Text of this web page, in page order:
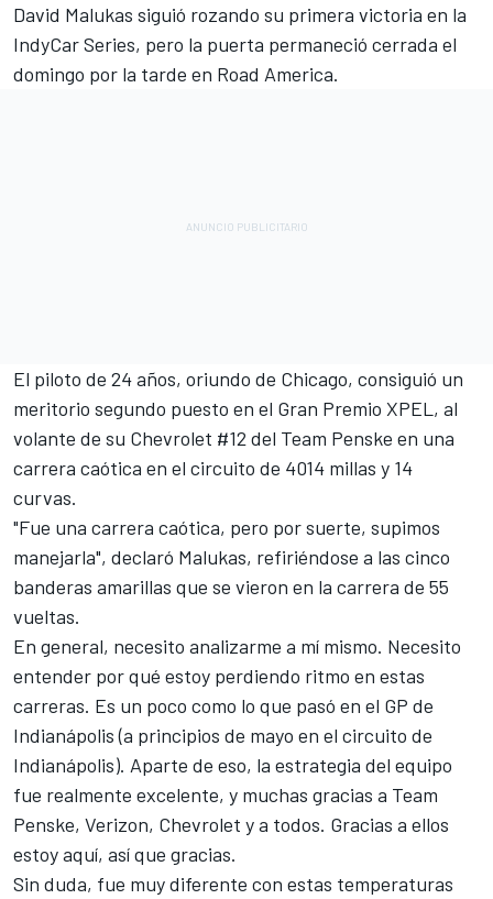
David Malukas siguió rozando su primera victoria en la
IndyCar Series, pero la puerta permaneció cerrada el
domingo por la tarde en Road America.
El piloto de 24 años, oriundo de Chicago, consiguió un
meritorio segundo puesto en el Gran Premio XPEL, al
volante de su Chevrolet #12 del Team Penske en una
carrera caótica en el circuito de 4014 millas y 14
curvas.
"Fue una carrera caótica, pero por suerte, supimos
manejarla", declaró Malukas, refiriéndose a las cinco
banderas amarillas que se vieron en la carrera de 55
vueltas.
En general, necesito analizarme a mí mismo. Necesito
entender por qué estoy perdiendo ritmo en estas
carreras. Es un poco como lo que pasó en el GP de
Indianápolis (a principios de mayo en el circuito de
Indianápolis). Aparte de eso, la estrategia del equipo
fue realmente excelente, y muchas gracias a Team
Penske, Verizon, Chevrolet y a todos. Gracias a ellos
estoy aquí, así que gracias.
Sin duda, fue muy diferente con estas temperaturas